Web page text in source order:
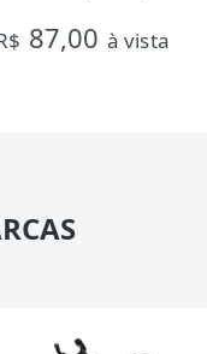
87,00 à vista